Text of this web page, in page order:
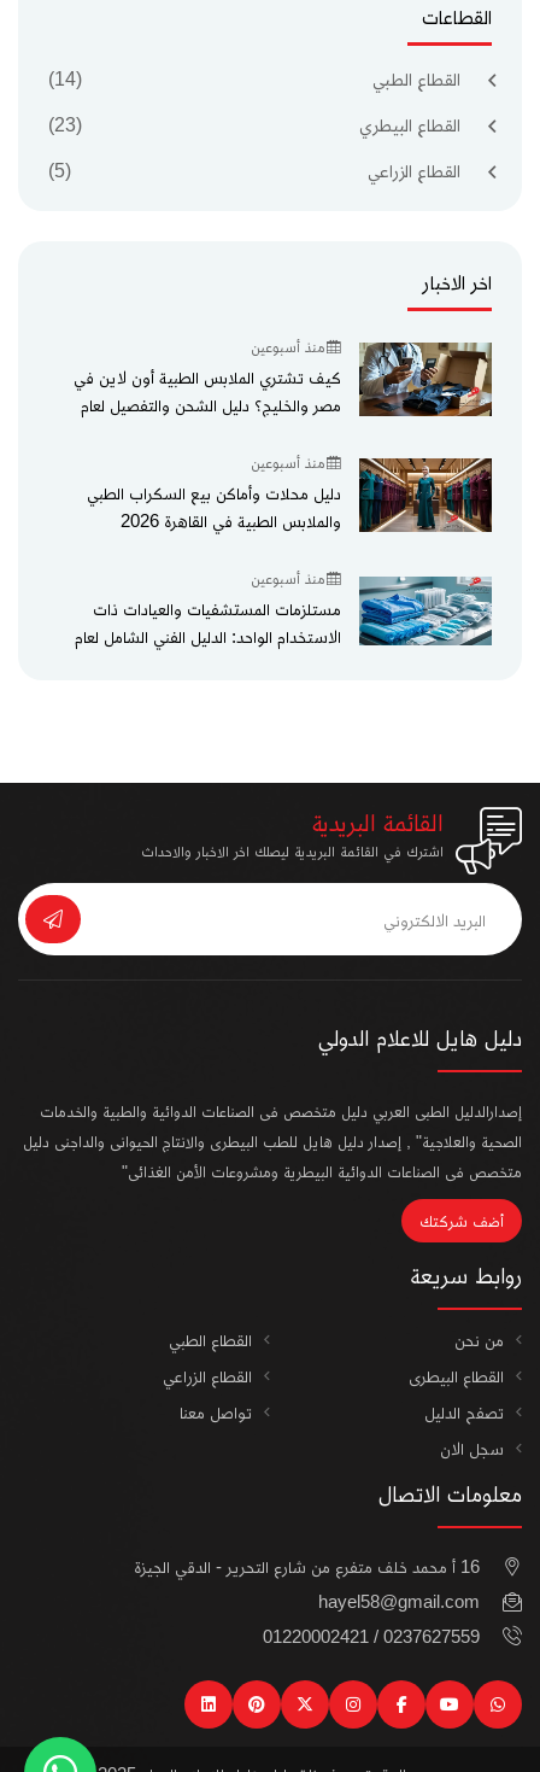
القطاعات
القطاع الطبي (14)
القطاع البيطري (23)
القطاع الزراعي (5)
اخر الاخبار
منذ أسبوعين
كيف تشتري الملابس الطبية أون لاين في
مصر والخليج؟ دليل الشحن والتفصيل لعام
منذ أسبوعين
دليل محلات وأماكن بيع السكراب الطبي
والملابس الطبية في القاهرة 2026
منذ أسبوعين
مستلزمات المستشفيات والعيادات ذات
الاستخدام الواحد: الدليل الفني الشامل لعام
القائمة البريدية
اشترك في القائمة البريدية ليصلك اخر الاخبار والاحداث
دليل هايل للاعلام الدولي
إصدارالدليل الطبى العربي دليل متخصص فى الصناعات الدوائية والطبية والخدمات
الصحية والعلاجية" , إصدار دليل هايل للطب البيطرى والانتاج الحيوانى والداجنى دليل
متخصص فى الصناعات الدوائية البيطرية ومشروعات الأمن الغذائى"
أضف شركتك
روابط سريعة
من نحن
القطاع الطبي
القطاع البيطرى
القطاع الزراعي
تصفح الدليل
تواصل معنا
سجل الان
معلومات الاتصال
16 أ محمد خلف متفرع من شارع التحرير - الدقي الجيزة
hayel58@gmail.com
0237627559 / 01220002421
watsapp
youtube
facebook
instagram
x
pinterest
linkedin